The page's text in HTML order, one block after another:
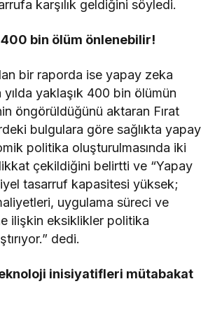
karşılık geldiğini söyledi.
400 bin ölüm önlenebilir!
bir raporda ise yapay zeka
yılda yaklaşık 400 bin ölümün
öngörüldüğünü aktaran Fırat
bulgulara göre sağlıkta yapay
politika oluşturulmasında iki
çekildiğini belirtti ve “Yapay
tasarruf kapasitesi yüksek;
uygulama süreci ve
ilişkin eksiklikler politika
dedi.
inisiyatifleri mütabakat